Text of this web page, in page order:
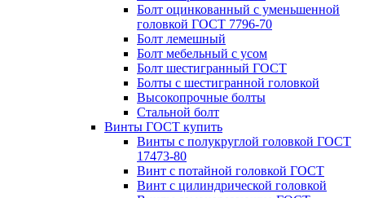
Болт оцинкованный с уменьшенной
головкой ГОСТ 7796-70
Болт лемешный
Болт мебельный с усом
Болт шестигранный ГОСТ
Болты с шестигранной головкой
Высокопрочные болты
Стальной болт
Винты ГОСТ купить
Винты с полукруглой головкой ГОСТ
17473-80
Винт с потайной головкой ГОСТ
Винт с цилиндрической головкой